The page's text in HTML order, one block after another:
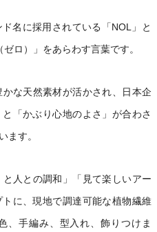
ド名に採用されている「NOL」と
ロ）」をあらわす言葉です。
な天然素材が活かされ、日本企
「かぶり心地のよさ」が合わさ
ます。
人との調和」「見て楽しいアー
に、現地で調達可能な植物繊維
、手編み、型入れ、飾りつけま